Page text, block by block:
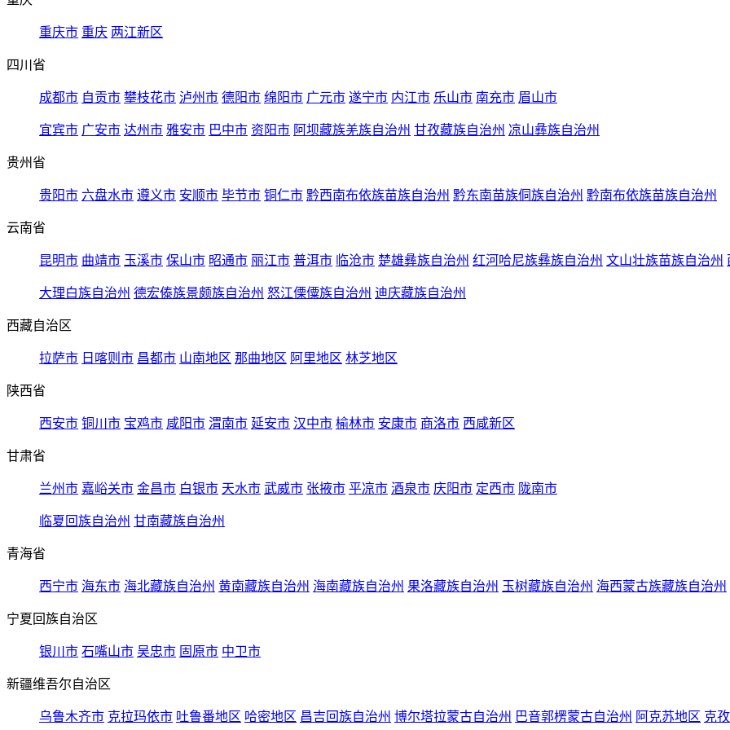
重庆市 重庆 两江新区
四川省
成都市 自贡市 攀枝花市 泸州市 德阳市 绵阳市 广元市 遂宁市 内江市 乐山市 南充市 眉山市
宜宾市 广安市 达州市 雅安市 巴中市 资阳市 阿坝藏族羌族自治州 甘孜藏族自治州 凉山彝族自治州
贵州省
贵阳市 六盘水市 遵义市 安顺市 毕节市 铜仁市 黔西南布依族苗族自治州 黔东南苗族侗族自治州 黔南布依族苗族自治州
云南省
昆明市 曲靖市 玉溪市 保山市 昭通市 丽江市 普洱市 临沧市 楚雄彝族自治州 红河哈尼族彝族自治州 文山壮族苗族自治州
大理白族自治州 德宏傣族景颇族自治州 怒江傈僳族自治州 迪庆藏族自治州
西藏自治区
拉萨市 日喀则市 昌都市 山南地区 那曲地区 阿里地区 林芝地区
陕西省
西安市 铜川市 宝鸡市 咸阳市 渭南市 延安市 汉中市 榆林市 安康市 商洛市 西咸新区
甘肃省
兰州市 嘉峪关市 金昌市 白银市 天水市 武威市 张掖市 平凉市 酒泉市 庆阳市 定西市 陇南市
临夏回族自治州 甘南藏族自治州
青海省
西宁市 海东市 海北藏族自治州 黄南藏族自治州 海南藏族自治州 果洛藏族自治州 玉树藏族自治州 海西蒙古族藏族自治州
宁夏回族自治区
银川市 石嘴山市 吴忠市 固原市 中卫市
新疆维吾尔自治区
乌鲁木齐市 克拉玛依市 吐鲁番地区 哈密地区 昌吉回族自治州 博尔塔拉蒙古自治州 巴音郭楞蒙古自治州 阿克苏地区 克